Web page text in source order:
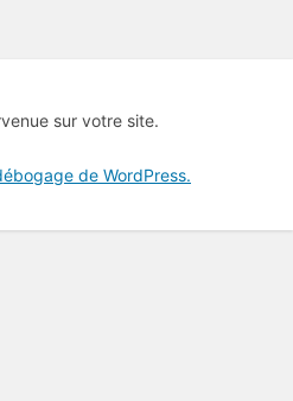
sur votre site.
de WordPress.